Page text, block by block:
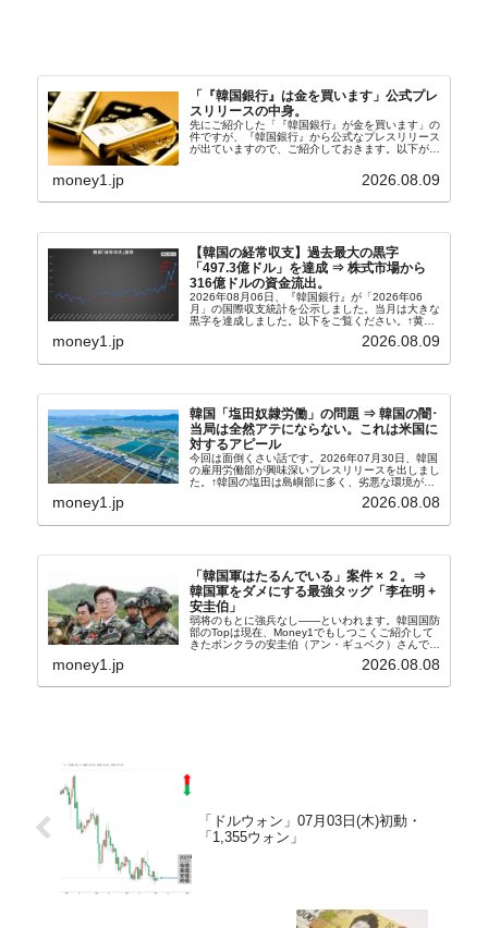
「『韓国銀行』は金を買います」公式プレ
スリリースの中身。
先にご紹介した「『韓国銀行』が金を買います」の
件ですが、『韓国銀行』から公式なプレスリリース
が出ていますので、ご紹介しておきます。以下が全
れ協力体制を構築□『韓国銀行』は、国内生産金の
money1.jp 2026.08.09
【韓国の経常収支】過去最大の黒字
「497.3億ドル」を達成 ⇒ 株式市場から
316億ドルの資金流出。
2026年08月06日、『韓国銀行』が「2026年06
月」の国際収支統計を公示しました。当月は大きな
黒字を達成しました。以下をご覧ください。↑黄色
の経常収支です。2026年06月貿易収支：4...
money1.jp 2026.08.09
韓国「塩田奴隷労働」の問題 ⇒ 韓国の闇･
当局は全然アテにならない。これは米国に
対するアピール
今回は面倒くさい話です。2026年07月30日、韓国
の雇用労働部が興味深いプレスリリースを出しまし
た。↑韓国の塩田は島嶼部に多く、劣悪な環境が一
般に見られることが少ないため、事件の発覚を妨げ
たといわれます（後述）。これは、いわゆる「塩田
money1.jp 2026.08.08
「韓国軍はたるんでいる」案件 × ２。⇒
韓国軍をダメにする最強タッグ「李在明 +
安圭伯」
弱将のもとに強兵なし――といわれます。韓国国防
部のTopは現在、Money1でもしつこくご紹介して
きたボンクラの安圭伯（アン・ギュベク）さんで
さんと「韓国初の文官上がり」の国防部長官安圭伯
money1.jp 2026.08.08
「ドルウォン」07月03日(木)初動・
「1,355ウォン」